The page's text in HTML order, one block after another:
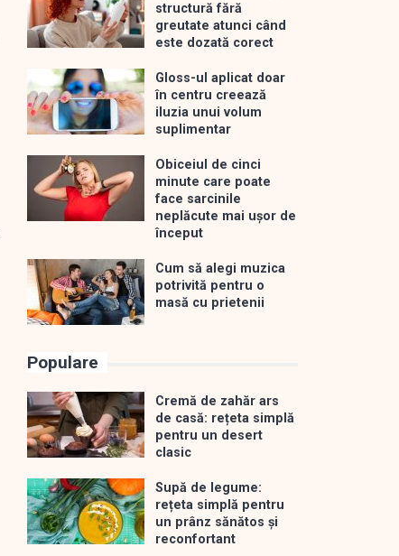
structură fără
greutate atunci când
este dozată corect
Gloss-ul aplicat doar
în centru creează
iluzia unui volum
suplimentar
Obiceiul de cinci
minute care poate
face sarcinile
neplăcute mai ușor de
început
Cum să alegi muzica
potrivită pentru o
masă cu prietenii
Populare
Cremă de zahăr ars
de casă: rețeta simplă
pentru un desert
clasic
Supă de legume:
rețeta simplă pentru
un prânz sănătos și
reconfortant